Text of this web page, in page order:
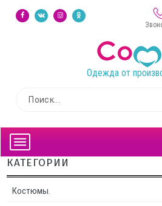
Одежда от
КАТЕГОРИИ
Костюмы.